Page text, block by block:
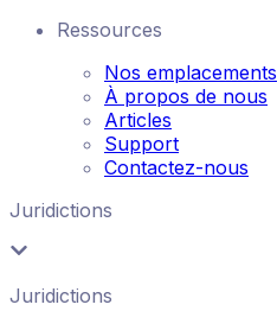
Ressources
Nos emplacements
À propos de nous
Articles
Support
Contactez-nous
Juridictions
Juridictions